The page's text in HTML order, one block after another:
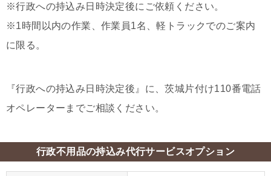
※行政への持込み日時決定後にご依頼ください。
※1時間以内の作業、作業員1名、軽トラックでのご案内
に限る。
『行政への持込み日時決定後』に、茨城片付け110番電話
オペレーターまでご相談ください。
行政不用品の持込み代行サービスオプション